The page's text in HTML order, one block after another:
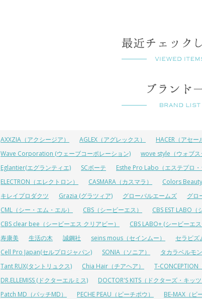
AXXZIA（アクシージア） AGLEX（アグレックス） HACER（アセー
Wave Corporation (ウェーブコーポレーション)
wove style（ウォブス
Eglantier(エグランティエ)
SCボーテ Esthe Pro Labo（エステプロ・
ELECTRON（エレクトロン）
CASMARA（カスマラ） Colors
キレイプロダクツ
Grazia (グラツィア) グローバルエームズ グロ
CML（シー・エム・エル）
CBS（シービーエス）
CBS EST LABO（
CBS clear bee（シービーエス クリアビー）
CBS LABO+ (シービーエ
寿康美
生活の木 誠鋼社 seins mous（セインムー） セラピズ
Cell Pro Japan(セルプロジャパン)
SONIA（ソニア） タカラベルモ
Tant RUX(タントリュクス)
Chia Hair（チアヘア）
T-CONCEPTION
DR.ELLEMISS (ドクターエルミス)
DOCTOR'S KITS（ドクターズ・キッツ
Patch MD（パッチMD）
PECHE PEAU（ピーチポウ） BE-MAX（ビ